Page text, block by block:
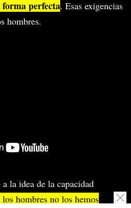
perfecta. Esas exigencias
hombres.
la idea de la capacidad
los hombres no los hemos